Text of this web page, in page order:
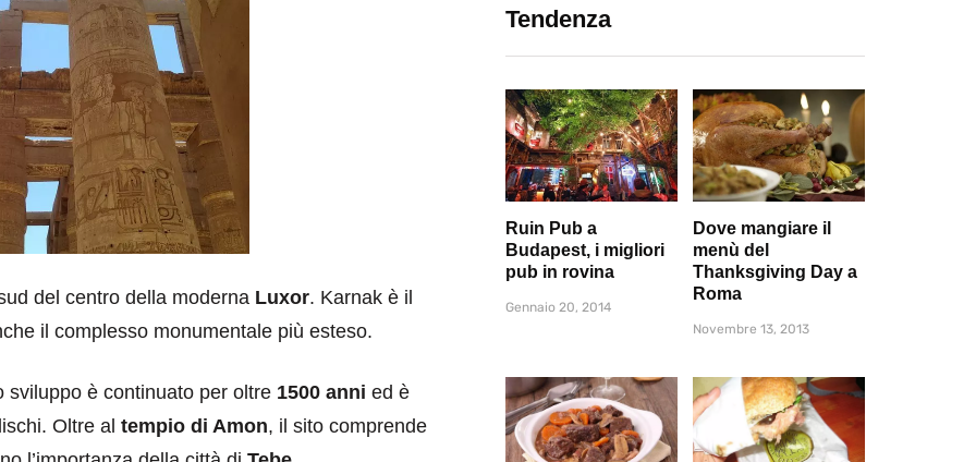
del centro della moderna Luxor. Karnak è il
il complesso monumentale più esteso.
è continuato per oltre 1500 anni ed è
Oltre al tempio di Amon, il sito comprende
Tendenza
Ruin Pub a
Budapest, i migliori
pub in rovina
Gennaio 20, 2014
Dove mangiare il
menù del
Thanksgiving Day a
Roma
Novembre 13, 2013